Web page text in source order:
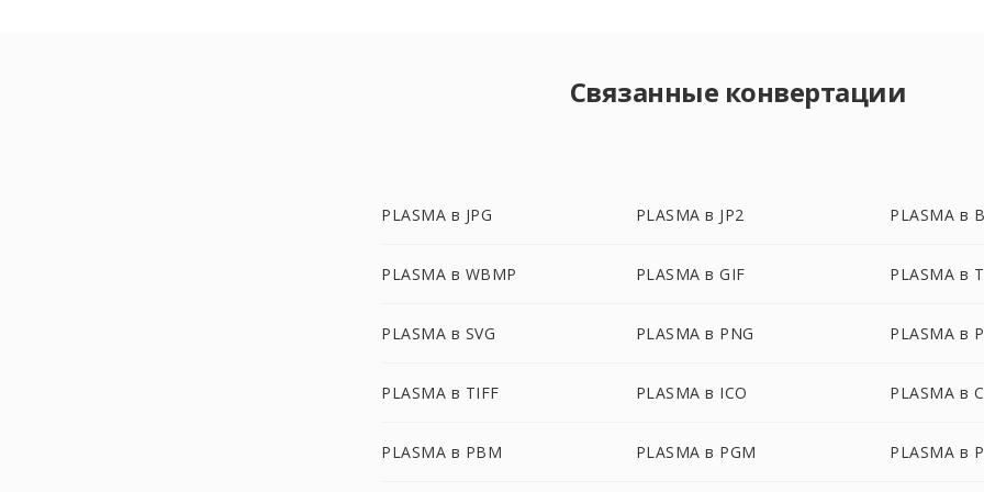
Связанные конвертации
PLASMA в JPG PLASMA в JP2 PLASMA в
PLASMA в WBMP PLASMA в GIF PLASMA в
PLASMA в SVG PLASMA в PNG PLASMA в
PLASMA в TIFF PLASMA в ICO PLASMA в
PLASMA в PBM PLASMA в PGM PLASMA в